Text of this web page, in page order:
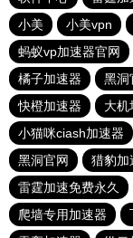
小美
小美vpn
蚂蚁vp加速器官网
橘子加速器
黑洞
快橙加速器
大机
小猫咪ciash加速器
黑洞官网
猎豹加
雷霆加速免费永久
爬墙专用加速器